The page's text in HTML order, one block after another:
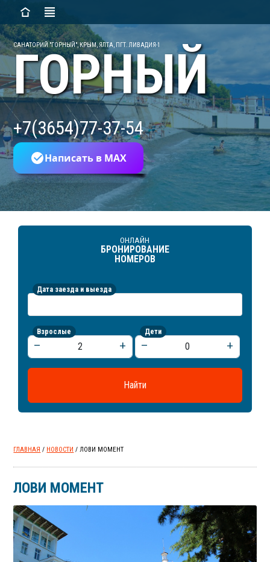
САНАТОРИЙ "ГОРНЫЙ", КРЫМ, ЯЛТА, ПГТ. ЛИВАДИЯ-1
ГОРНЫЙ
+7(3654)77-37-54
Написать в MAX
ОНЛАЙН
БРОНИРОВАНИЕ
НОМЕРОВ
Дата заезда и выезда
Взрослые
remove add
Дети
remove add
Найти
ГЛАВНАЯ / НОВОСТИ / ЛОВИ МОМЕНТ
ЛОВИ МОМЕНТ